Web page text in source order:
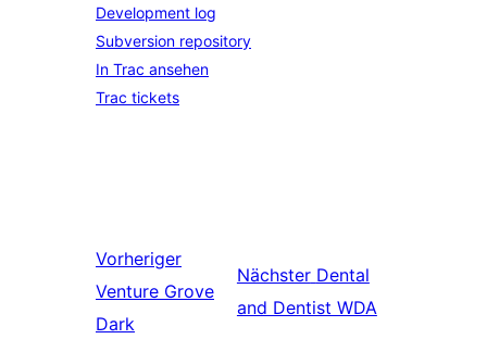
Development log
Subversion repository
In Trac ansehen
Trac tickets
Vorheriger
Venture Grove
Dark
Nächster Dental
and Dentist WDA